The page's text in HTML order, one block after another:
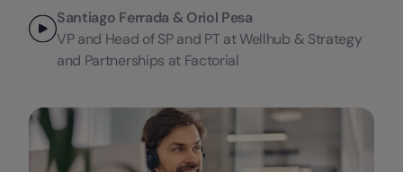
Santiago Ferrada & Oriol Pesa
VP and Head of SP and PT at Wellhub & Strategy
and Partnerships at Factorial